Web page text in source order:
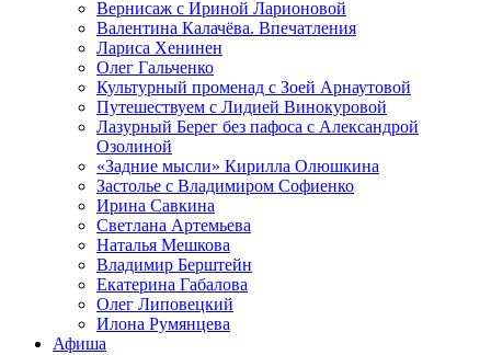
Вернисаж с Ириной Ларионовой
Валентина Калачёва. Впечатления
Лариса Хенинен
Олег Гальченко
Культурный променад с Зоей Арнаутовой
Путешествуем с Лидией Винокуровой
Лазурный Берег без пафоса с Александрой
Озолиной
«Задние мысли» Кирилла Олюшкина
Застолье с Владимиром Софиенко
Ирина Савкина
Светлана Артемьева
Наталья Мешкова
Владимир Берштейн
Екатерина Габалова
Олег Липовецкий
Илона Румянцева
Афиша